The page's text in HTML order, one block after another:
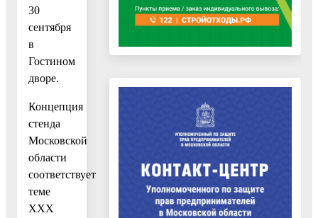
30
сентября
в
Гостином
дворе.
Концепция
стенда
Московской
области
соответствует
теме
ХХХ